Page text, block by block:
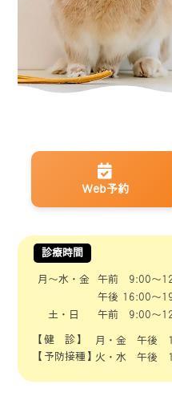
Web予約
診療時間
月～水・金 午前
9:00～
午後
16:00～
土・日
午前 9:00～
【健 診】
月・金 午後
【予防接種】火・水 午後